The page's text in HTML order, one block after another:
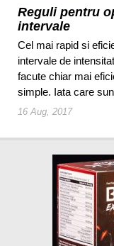
Reguli pentru
intervale
Cel mai rapid si
intervale de
facute chiar mai
simple. Iata care
16 Aug, 2017